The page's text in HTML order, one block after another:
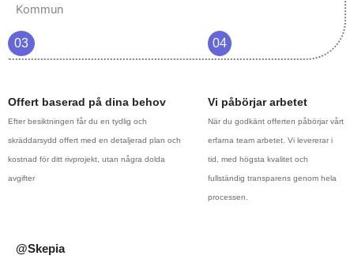
03
Offert baserad på dina behov
Efter besiktningen får du en tydlig och
skräddarsydd offert med en detaljerad plan och
kostnad för ditt rivprojekt, utan några dolda
avgifter
04
Vi påbörjar arbetet
När du godkänt offerten påbörjar vårt
erfarna team arbetet. Vi levererar i
tid, med högsta kvalitet och
fullständig transparens genom hela
processen.
@Skepia